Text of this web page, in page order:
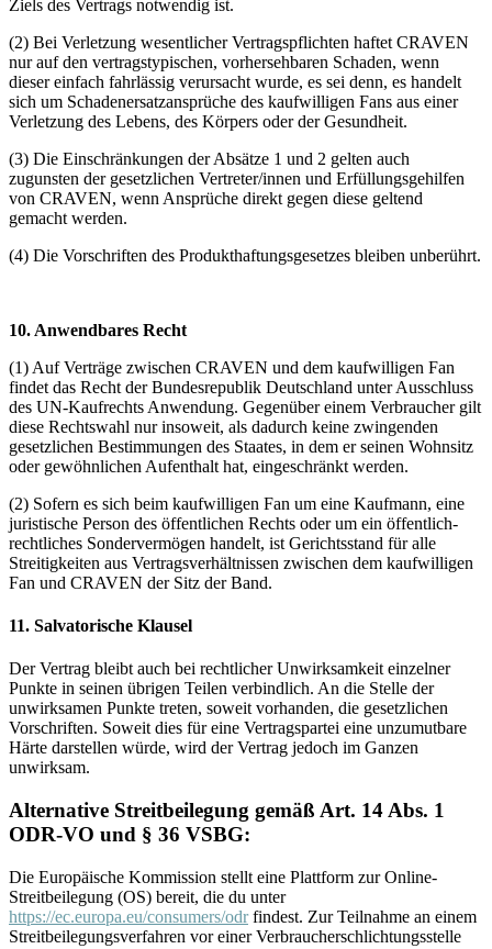
Ziels des Vertrags notwendig ist.
(2) Bei Verletzung wesentlicher Vertragspflichten haftet CRAVEN
nur auf den vertragstypischen, vorhersehbaren Schaden, wenn
dieser einfach fahrlässig verursacht wurde, es sei denn, es handelt
sich um Schadenersatzansprüche des kaufwilligen Fans aus einer
Verletzung des Lebens, des Körpers oder der Gesundheit.
(3) Die Einschränkungen der Absätze 1 und 2 gelten auch
zugunsten der gesetzlichen Vertreter/innen und Erfüllungsgehilfen
von CRAVEN, wenn Ansprüche direkt gegen diese geltend
gemacht werden.
(4) Die Vorschriften des Produkthaftungsgesetzes bleiben unberührt.
10. Anwendbares Recht
(1) Auf Verträge zwischen CRAVEN und dem kaufwilligen Fan
findet das Recht der Bundesrepublik Deutschland unter Ausschluss
des UN-Kaufrechts Anwendung. Gegenüber einem Verbraucher gilt
diese Rechtswahl nur insoweit, als dadurch keine zwingenden
gesetzlichen Bestimmungen des Staates, in dem er seinen Wohnsitz
oder gewöhnlichen Aufenthalt hat, eingeschränkt werden.
(2) Sofern es sich beim kaufwilligen Fan um eine Kaufmann, eine
juristische Person des öffentlichen Rechts oder um ein öffentlich-
rechtliches Sondervermögen handelt, ist Gerichtsstand für alle
Streitigkeiten aus Vertragsverhältnissen zwischen dem kaufwilligen
Fan und CRAVEN der Sitz der Band.
11. Salvatorische Klausel
Der Vertrag bleibt auch bei rechtlicher Unwirksamkeit einzelner
Punkte in seinen übrigen Teilen verbindlich. An die Stelle der
unwirksamen Punkte treten, soweit vorhanden, die gesetzlichen
Vorschriften. Soweit dies für eine Vertragspartei eine unzumutbare
Härte darstellen würde, wird der Vertrag jedoch im Ganzen
unwirksam.
Alternative Streitbeilegung gemäß Art. 14 Abs. 1
ODR-VO und § 36 VSBG:
Die Europäische Kommission stellt eine Plattform zur Online-
Streitbeilegung (OS) bereit, die du unter
https://ec.europa.eu/consumers/odrfindest. Zur Teilnahme an einem
Streitbeilegungsverfahren vor einer Verbraucherschlichtungsstelle